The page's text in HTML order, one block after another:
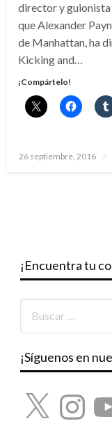
director y
que Alexander
de Manhattan, ha
Kicking and…
¡Compártelo!
Publicado
26 septiembre, 2016
¡Encuentra tu
¡Síguenos en
X Instagram